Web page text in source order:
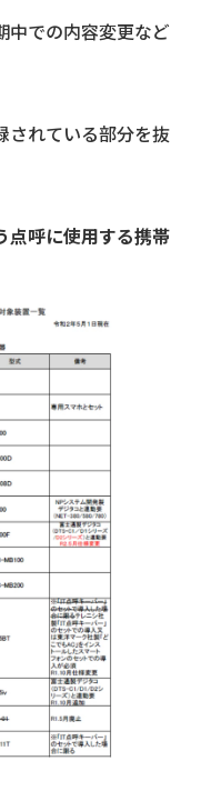
中での内容変更など
されている部分を抜
点呼に使用する携帯